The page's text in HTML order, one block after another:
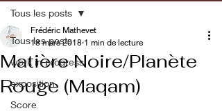
Tous les posts
work in progress
exposition
Score
Tous les posts
Matière Noire/Planète
Rouge (Maqam)
Frédéric Mathevet
18 mars 2018 1 min de lecture